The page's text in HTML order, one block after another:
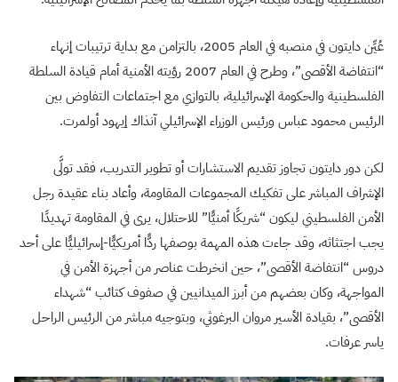
عُيِّن دايتون في منصبه في العام 2005، بالتزامن مع بداية ترتيبات إنهاء
“انتفاضة الأقصى”، وطرح في العام 2007 رؤيته الأمنية أمام قيادة السلطة
الفلسطينية والحكومة الإسرائيلية، بالتوازي مع اجتماعات التفاوض بين
الرئيس محمود عباس ورئيس الوزراء الإسرائيلي آنذاك إيهود أولمرت.
لكن دور دايتون تجاوز تقديم الاستشارات أو تطوير التدريب، فقد تولَّى
الإشراف المباشر على تفكيك المجموعات المقاومة، وأعاد بناء عقيدة رجل
الأمن الفلسطيني ليكون “شريكًا أمنيًّا” للاحتلال، يرى في المقاومة تهديدًا
يجب اجتثاثه، وقد جاءت هذه المهمة بوصفها ردًّا أمريكيًّا-إسرائيليًّا على أحد
دروس “انتفاضة الأقصى”، حين انخرطت عناصر من أجهزة الأمن في
المواجهة، وكان بعضهم من أبرز الميدانيين في صفوف كتائب “شهداء
الأقصى”، بقيادة الأسير مروان البرغوثي، وبتوجيه مباشر من الرئيس الراحل
ياسر عرفات.